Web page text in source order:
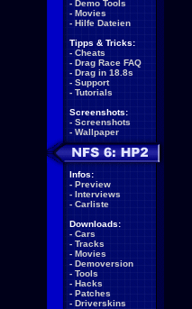
- Demo Tools
- Movies
- Hilfe Dateien
Tipps & Tricks:
- Cheats
- Drag Race FAQ
- Drag in 18.8s
- Support
- Tutorials
Screenshots:
- Screenshots
- Wallpaper
Infos:
- Preview
- Interviews
- Carliste
Downloads:
- Cars
- Tracks
- Movies
- Demoversion
- Tools
- Hacks
- Patches
- Driverskins